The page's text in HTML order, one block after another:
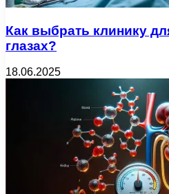
Как выбрать клинику
глазах?
18.06.2025